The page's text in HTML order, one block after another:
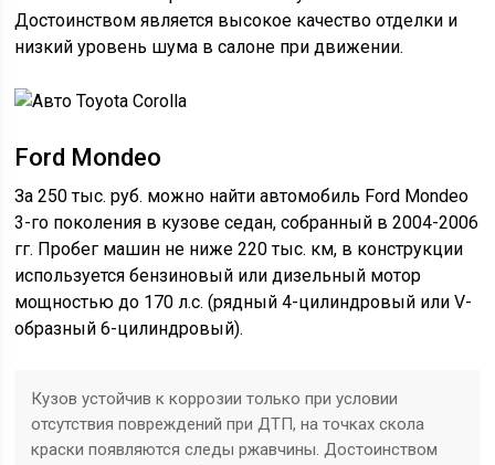
Достоинством является высокое качество отделки и
низкий уровень шума в салоне при движении.
Ford Mondeo
За 250 тыс. руб. можно найти автомобиль Ford Mondeo
3-го поколения в кузове седан, собранный в 2004-2006
гг. Пробег машин не ниже 220 тыс. км, в конструкции
используется бензиновый или дизельный мотор
мощностью до 170 л.с. (рядный 4-цилиндровый или V-
образный 6-цилиндровый).
Кузов устойчив к коррозии только при условии
отсутствия повреждений при ДТП, на точках скола
краски появляются следы ржавчины. Достоинством